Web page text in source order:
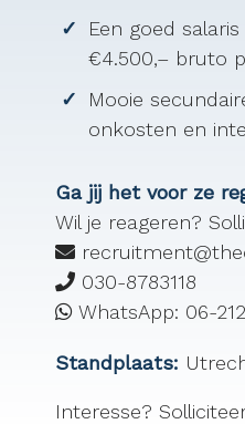
Een goed
€4.500,– bruto
Mooie
onkosten en
Ga jij het voor ze
Wil je reageren?
030-8783118
WhatsApp: 06-
Standplaats:
Interesse?